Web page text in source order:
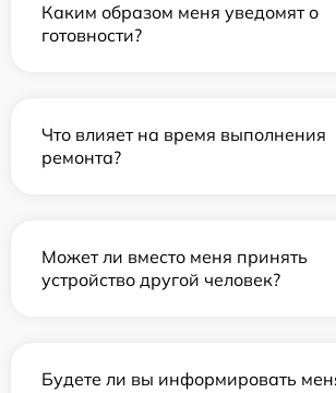
Каким образом меня уведомят о
готовности?
Что влияет на время выполнения
ремонта?
Может ли вместо меня принять
устройство другой человек?
Будете ли вы информировать